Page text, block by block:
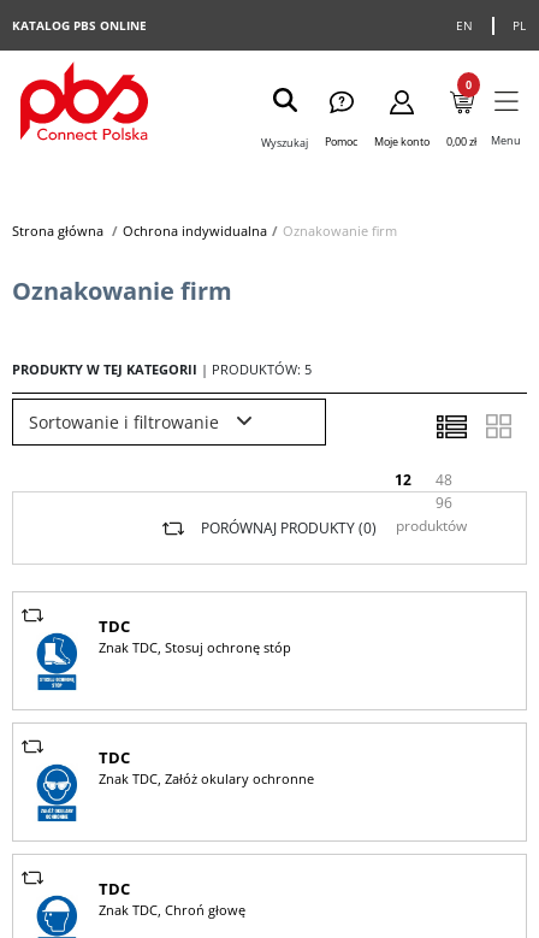
EN PL
KATALOG PBS ONLINE
Wyszukaj Pomoc Moje konto
0
0,00 zł Menu
Strona główna> Ochrona indywidualna> Oznakowanie firm
Oznakowanie firm
PRODUKTY W TEJ KATEGORII | PRODUKTÓW: 5
Sortowanie i filtrowanie
12
48
96
produktów
PORÓWNAJ PRODUKTY (0)
TDC
Znak TDC, Stosuj ochronę stóp
TDC
Znak TDC, Załóż okulary ochronne
TDC
Znak TDC, Chroń głowę